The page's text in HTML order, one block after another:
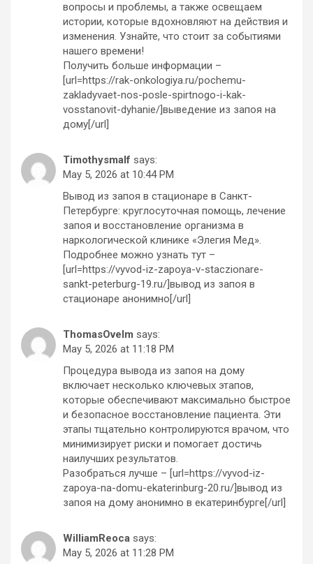
вопросы и проблемы, а также освещаем
истории, которые вдохновляют на действия и
изменения. Узнайте, что стоит за событиями
нашего времени!
Получить больше информации –
[url=https://rak-onkologiya.ru/pochemu-
zakladyvaet-nos-posle-spirtnogo-i-kak-
vosstanovit-dyhanie/]выведение из запоя на
дому[/url]
Timothysmalf says:
May 5, 2026 at 10:44 PM
Вывод из запоя в стационаре в Санкт-
Петербурге: круглосуточная помощь, лечение
запоя и восстановление организма в
наркологической клинике «Элегия Мед».
Подробнее можно узнать тут –
[url=https://vyvod-iz-zapoya-v-staczionare-
sankt-peterburg-19.ru/]вывод из запоя в
стационаре анонимно[/url]
ThomasOvelm says:
May 5, 2026 at 11:18 PM
Процедура вывода из запоя на дому
включает несколько ключевых этапов,
которые обеспечивают максимально быстрое
и безопасное восстановление пациента. Эти
этапы тщательно контролируются врачом, что
минимизирует риски и помогает достичь
наилучших результатов.
Разобраться лучше – [url=https://vyvod-iz-
zapoya-na-domu-ekaterinburg-20.ru/]вывод из
запоя на дому анонимно в екатеринбурге[/url]
WilliamReoca says:
May 5, 2026 at 11:28 PM